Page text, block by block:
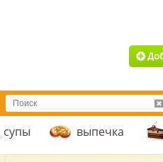
супы выпечка